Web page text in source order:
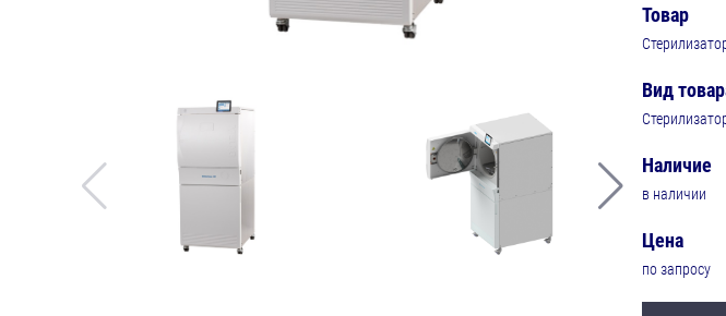
Товар
Вид
Наличие
в наличии
Цена
по запросу